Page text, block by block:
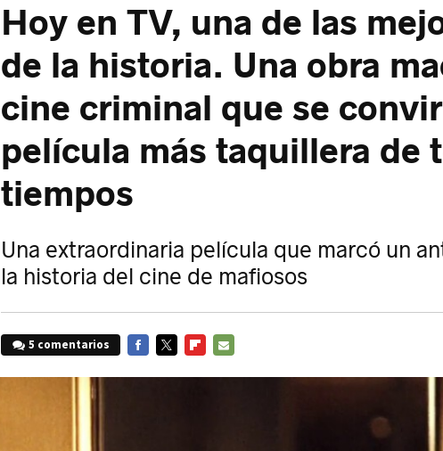
Hoy en TV, una de las
de la historia. Una obra
cine criminal que se
película más taquillera de
tiempos
Una extraordinaria película que marcó un
la historia del cine de mafiosos
5 comentarios